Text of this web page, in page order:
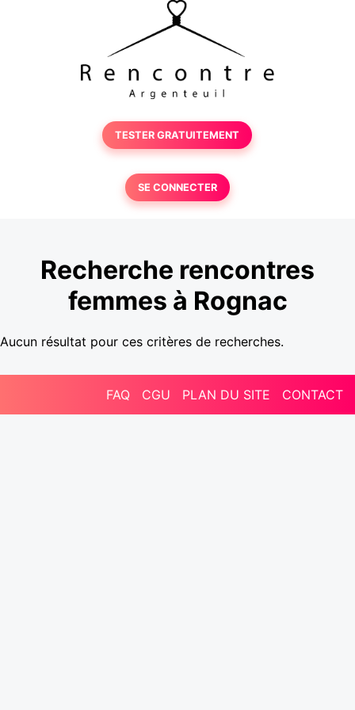
TESTER GRATUITEMENT
SE CONNECTER
Recherche rencontres
femmes à Rognac
Aucun résultat pour ces critères de recherches.
FAQ CGU PLAN DU SITE CONTACT